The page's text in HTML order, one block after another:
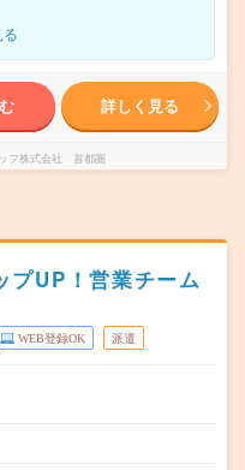
詳しく見る
フ株式会社 首都圏
プUP！営業チーム
WEB登録OK 派遣